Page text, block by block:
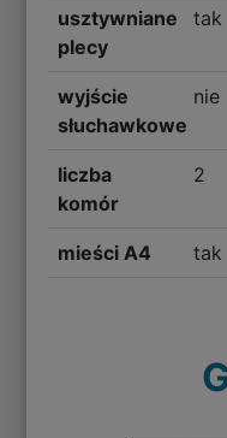
usztywniane
plecy
tak
wyjście
słuchawkowe
nie
liczba
komór
2
mieści A4 tak